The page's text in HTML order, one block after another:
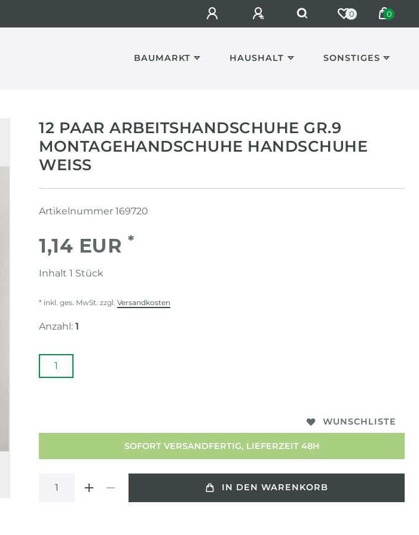
0 0
BAUMARKT HAUSHALT SONSTIGES
12 PAAR ARBEITSHANDSCHUHE GR.9
MONTAGEHANDSCHUHE HANDSCHUHE
WEISS
Artikelnummer 169720
1,14 EUR *
Inhalt 1 Stück
* inkl. ges. MwSt. zzgl. Versandkosten
Anzahl: 1
1
WUNSCHLISTE
SOFORT VERSANDFERTIG, LIEFERZEIT 48H
IN DEN WARENKORB